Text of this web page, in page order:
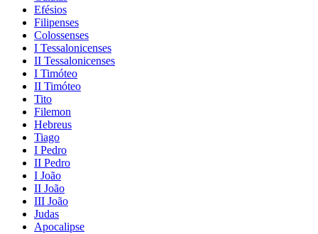
Efésios
Filipenses
Colossenses
I Tessalonicenses
II Tessalonicenses
I Timóteo
II Timóteo
Tito
Filemon
Hebreus
Tiago
I Pedro
II Pedro
I João
II João
III João
Judas
Apocalipse